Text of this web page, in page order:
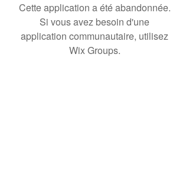
Cette application a été abandonnée.
Si vous avez besoin d'une
application communautaire, utilisez
Wix Groups.